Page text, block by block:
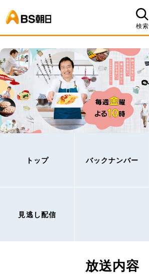
検索
トップ バックナンバー
見逃し配信
放送内容